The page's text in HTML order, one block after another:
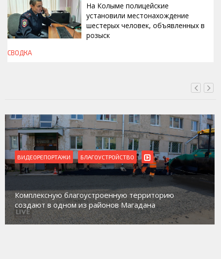
СЕГОДНЯ, 13:00
На Колыме полицейские
установили местонахождение
шестерых человек, объявленных в
розыск
СВОДКА
ВИДЕОРЕПОРТАЖИ БЛАГОУСТРОЙСТВО
Комплексную благоустроенную территорию
создают в одном из районов Магадана